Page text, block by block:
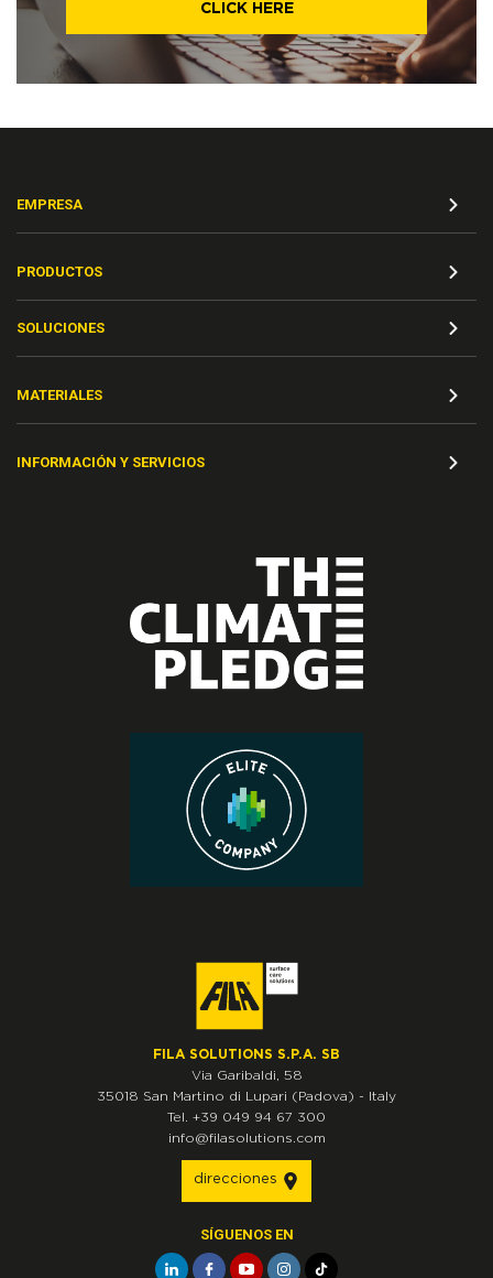
CLICK HERE
EMPRESA
PRODUCTOS
SOLUCIONES
MATERIALES
INFORMACIÓN Y SERVICIOS
FILA SOLUTIONS S.P.A. SB
Via Garibaldi, 58
35018 San Martino di Lupari (Padova) - Italy
Tel. +39 049 94 67 300
info@filasolutions.com
direcciones
SÍGUENOS EN